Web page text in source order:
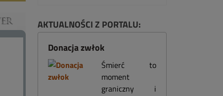
AKTUALNOŚCI Z PORTALU:
Donacja zwłok
Śmierć to
moment
graniczny i